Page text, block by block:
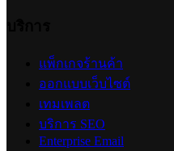
แพ็กเกจร้านค้า
ออกแบบเว็บไซต์
เทมเพลต
บริการ SEO
Enterprise Email